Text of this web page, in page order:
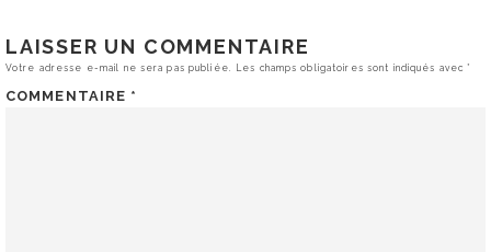
LAISSER UN COMMENTAIRE
Votre adresse e-mail ne sera pas publiée. Les champs obligatoires sont indiqués avec*
COMMENTAIRE *